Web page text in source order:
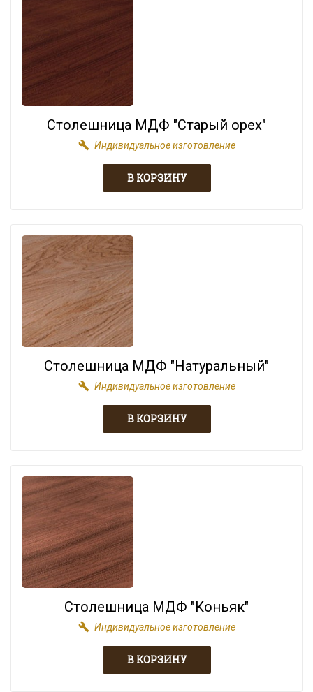
Столешница МДФ "Старый орех"
build Индивидуальное изготовление
Столешница МДФ "Натуральный"
build Индивидуальное изготовление
Столешница МДФ "Коньяк"
build Индивидуальное изготовление